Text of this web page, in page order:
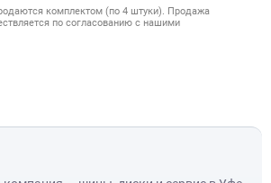
комплектом (по 4 штуки). Продажа
по согласованию с нашими